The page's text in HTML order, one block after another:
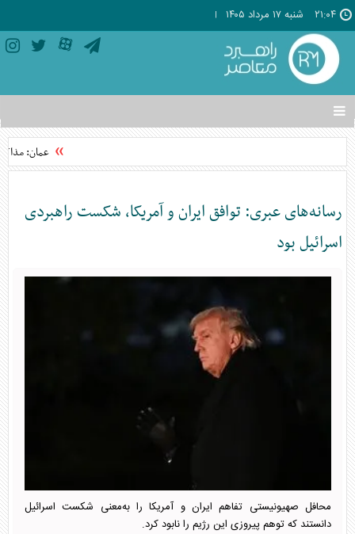
۲۱:۰۴ شنبه ۱۷ مرداد ۱۴۰۵
تغییر
وضعیت
منوی
ها
عمان:
رسانه‌های عبری: توافق ایران و آمریکا، شکست راهبردی
اسرائیل بود
محافل صهیونیستی تفاهم ایران و آمریکا را به‌معنی شکست اسرائیل
دانستند که توهم پیروزی این رژیم را نابود کرد.